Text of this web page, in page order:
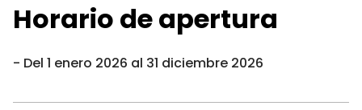
Horario de apertura
Del 1 enero 2026 al 31 diciembre 2026